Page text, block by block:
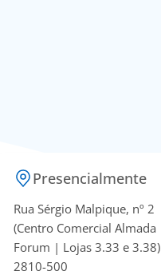
Presencialmente
Rua Sérgio Malpique, nº 2
(Centro Comercial Almada
Forum | Lojas 3.33 e 3.38​)
2810-500